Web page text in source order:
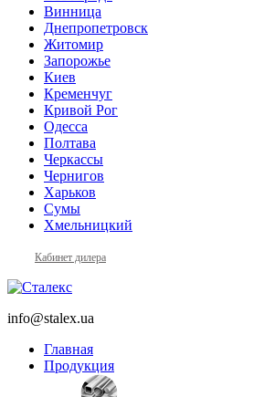
Винница
Днепропетровск
Житомир
Запорожье
Киев
Кременчуг
Кривой Рог
Одесса
Полтава
Черкассы
Чернигов
Харьков
Сумы
Хмельницкий
Кабинет дилера
info@stalex.ua
Главная
Продукция